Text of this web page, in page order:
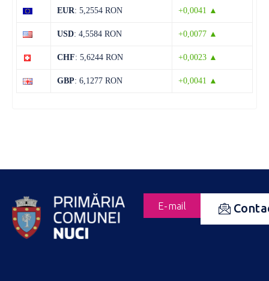
EUR: 5,2554 RON +0,0041 ▲
USD: 4,5584 RON +0,0077 ▲
CHF: 5,6244 RON +0,0023 ▲
GBP: 6,1277 RON +0,0041 ▲
E-mail